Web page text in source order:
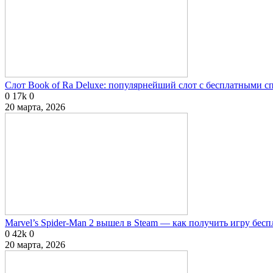
Слот Book of Ra Deluxe: популярнейший слот с бесплатными
0 17k 0
20 марта, 2026
Marvel’s Spider-Man 2 вышел в Steam — как получить игру
0 42k 0
20 марта, 2026